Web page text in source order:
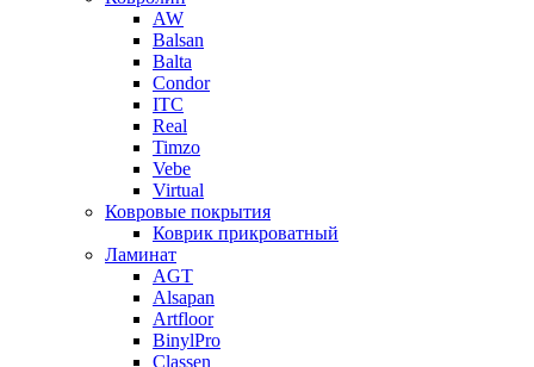
AW
Balsan
Balta
Condor
ITC
Real
Timzo
Vebe
Virtual
Ковровые покрытия
Коврик прикроватный
Ламинат
AGT
Alsapan
Artfloor
BinylPro
Classen